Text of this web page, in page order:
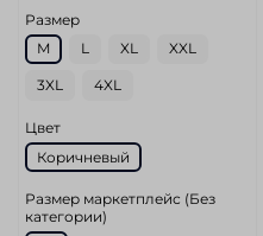
Размер
M
L XL XXL
3XL 4XL
Цвет
Коричневый
Размер маркетплейс (Без
категории)